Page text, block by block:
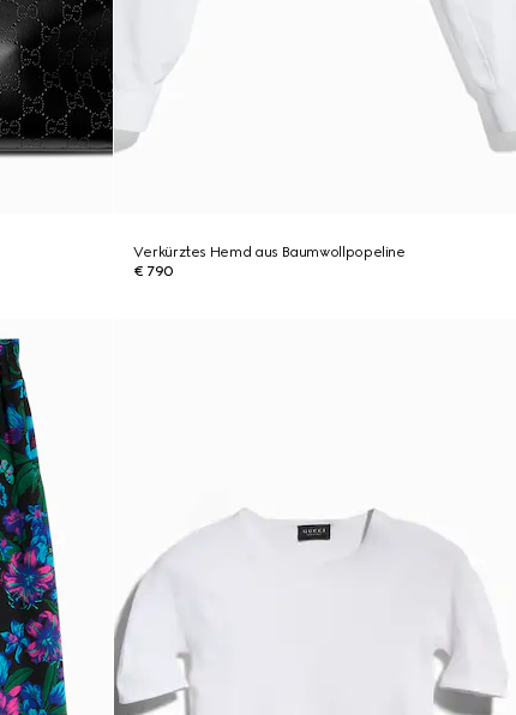
Verkürztes Hemd aus Baumwollpopeline
€ 790